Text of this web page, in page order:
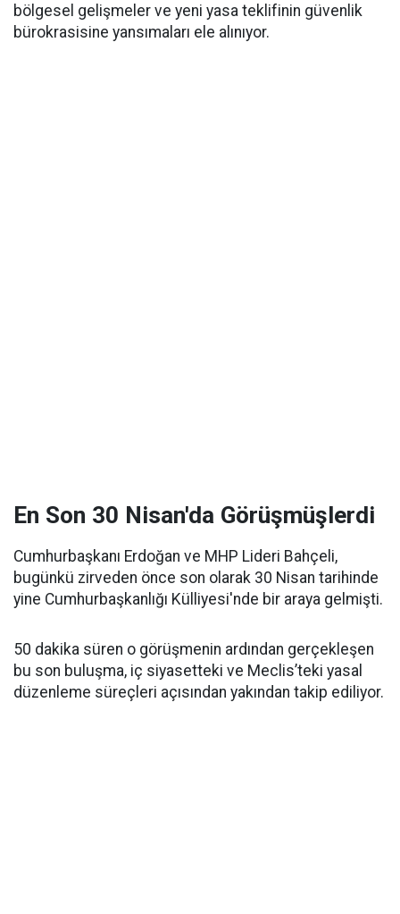
bölgesel gelişmeler ve yeni yasa teklifinin güvenlik
bürokrasisine yansımaları ele alınıyor.
En Son 30 Nisan'da Görüşmüşlerdi
Cumhurbaşkanı Erdoğan ve MHP Lideri Bahçeli,
bugünkü zirveden önce son olarak 30 Nisan tarihinde
yine Cumhurbaşkanlığı Külliyesi'nde bir araya gelmişti.
50 dakika süren o görüşmenin ardından gerçekleşen
bu son buluşma, iç siyasetteki ve Meclis’teki yasal
düzenleme süreçleri açısından yakından takip ediliyor.